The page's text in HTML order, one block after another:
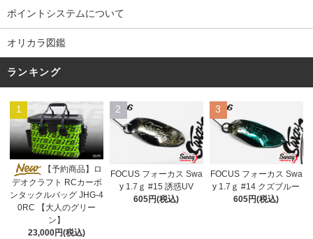
ポイントシステムについて
オリカラ図鑑
ランキング
1
【予約商品】ロ
デオクラフト RCカーボ
ンタックルバッグ JHG-4
0RC 【大人のグリー
ン】
23,000円(税込)
2
FOCUS フォーカス Swa
y 1.7ｇ #15 誘惑UV
605円(税込)
3
FOCUS フォーカス Swa
y 1.7ｇ #14 クズブルー
605円(税込)